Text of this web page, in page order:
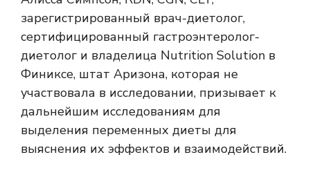
зарегистрированный врач-диетолог,
сертифицированный гастроэнтеролог-
диетолог и владелица Nutrition Solution в
Финиксе, штат Аризона, которая не
участвовала в исследовании, призывает к
дальнейшим исследованиям для
выделения переменных диеты для
выяснения их эффектов и взаимодействий.